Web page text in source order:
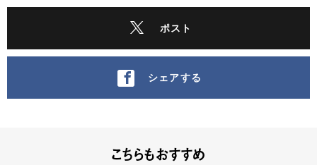
ポスト
シェアする
こちらもおすすめ